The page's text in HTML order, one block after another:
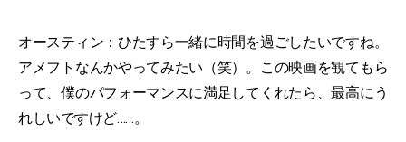
オースティン：ひたすら一緒に時間を過ごしたいですね。
アメフトなんかやってみたい（笑）。この映画を観てもら
って、僕のパフォーマンスに満足してくれたら、最高にう
れしいですけど……。